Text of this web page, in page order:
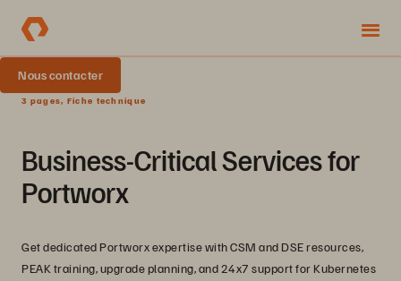
Nous contacter
3 pages, Fiche technique
Business-Critical Services for
Portworx
Get dedicated Portworx expertise with CSM and DSE resources,
PEAK training, upgrade planning, and 24x7 support for Kubernetes